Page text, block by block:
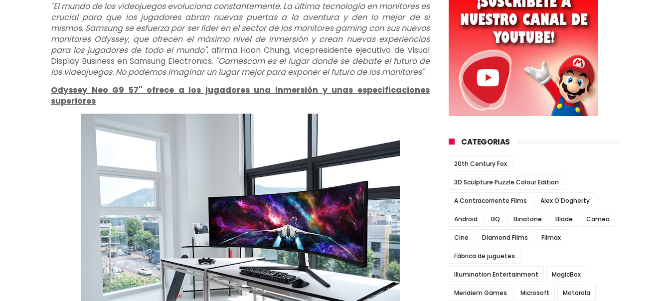
"El mundo de los videojuegos evoluciona constantemente. La última tecnología en monitores es
crucial para que los jugadores abran nuevas puertas a la aventura y den lo mejor de sí
mismos. Samsung se esfuerza por ser líder en el sector de los monitores gaming con sus nuevos
monitores Odyssey, que ofrecen el máximo nivel de inmersión y crean nuevas experiencias
para los jugadores de todo el mundo", afirma Hoon Chung, vicepresidente ejecutivo de Visual
Display Business en Samsung Electronics. "Gamescom es el lugar donde se debate el futuro de
los videojuegos. No podemos imaginar un lugar mejor para exponer el futuro de los monitores".
Odyssey Neo G9 57'' ofrece a los jugadores una inmersión y unas especificaciones
superiores
CATEGORIAS
20th Century Fox
3D Sculpture Puzzle Colour Edition
A Contracorriente Films Alex O'Dogherty
Android BQ Binatone Blade Cameo
Cine Diamond Films Filmax
Fábrica de juguetes
Illumination Entertainment MagicBox
Meridiem Games Microsoft Motorola